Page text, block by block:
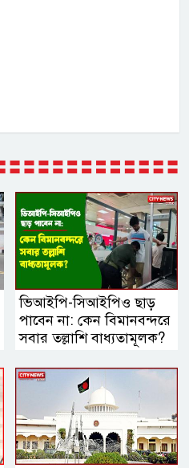
ভিআইপি-সিআইপিও ছাড়
পাবেন না: কেন বিমানবন্দরে
সবার তল্লাশি বাধ্যতামূলক?